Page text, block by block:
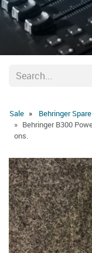
Sale Behringer
Behringer B300
ons.